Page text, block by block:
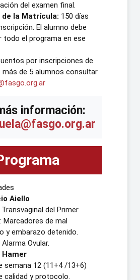
del examen final.
de la Matrícula: 150 días
El alumno debe
todo el programa en ese
por inscripciones de
más de 5 alumnos consultar
información:
Aiello
del Primer
Marcadores de mal
y embarazo detenido.
Ovular.
Hamer
semana 12 (11+4 /13+6)
calidad y protocolo.